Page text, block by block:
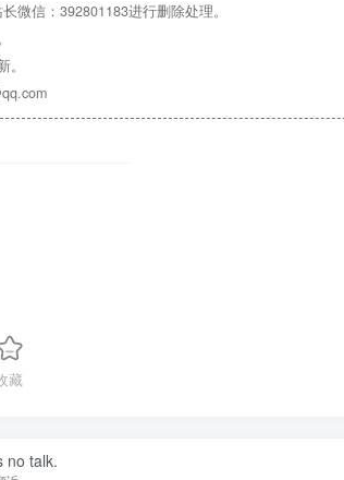
微信：392801183进行删除处理。
藏
no talk.